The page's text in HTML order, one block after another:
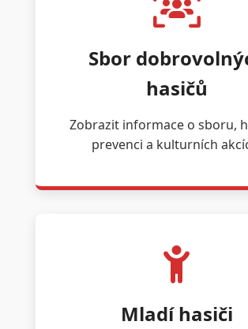
Sbor
hasičů
Zobrazit informace o sboru,
prevenci a kulturních
Mladí hasiči